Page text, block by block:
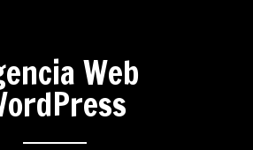
Web